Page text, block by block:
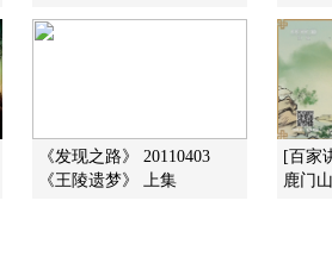
《发现之路》 20110403
《王陵遗梦》 上集
[百家
鹿门